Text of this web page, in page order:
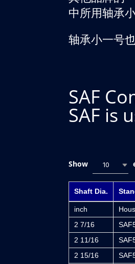
中所用轴承小
轴承小一号
SAF
SAF is
Show 10
Shaft Dia.
inch
2 7/16
2 11/16
2 15/16